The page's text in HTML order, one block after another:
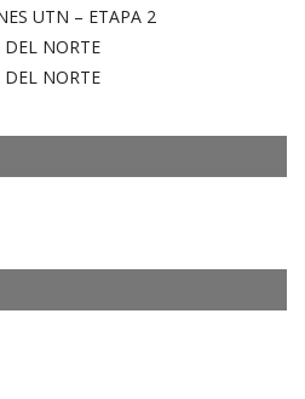
UTN – ETAPA 2
DEL NORTE
DEL NORTE